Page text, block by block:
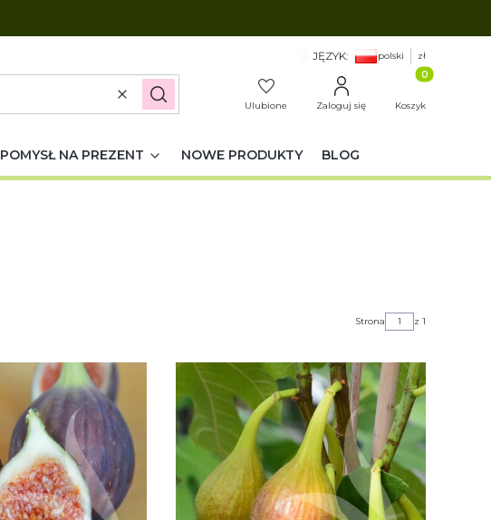
JĘZYK: polski zł
WyczyśćSzukaj Ulubione Zaloguj się
Produkty w
Koszyk
POMYSŁ NA PREZENT NOWE PRODUKTY BLOG
Strona z 1